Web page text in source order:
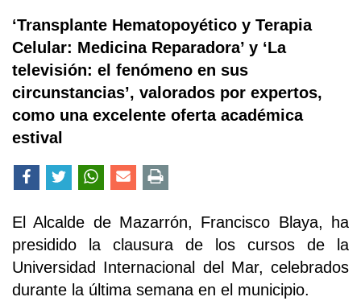
‘Transplante Hematopoyético y Terapia
Celular: Medicina Reparadora’ y ‘La
televisión: el fenómeno en sus
circunstancias’, valorados por expertos,
como una excelente oferta académica
estival
El Alcalde de Mazarrón, Francisco Blaya, ha
presidido la clausura de los cursos de la
Universidad Internacional del Mar, celebrados
durante la última semana en el municipio.